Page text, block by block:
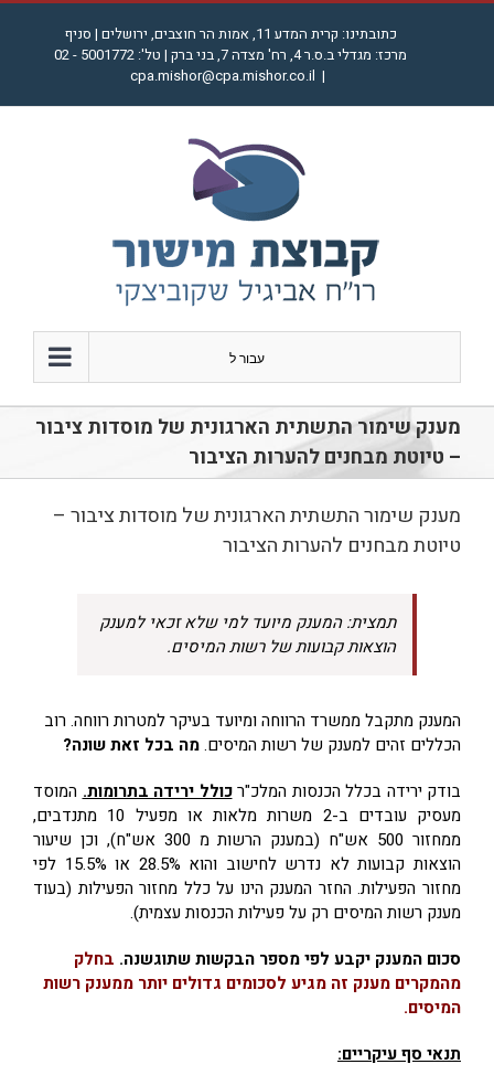
דלג
כתובתינו: קרית המדע 11, אמות הר חוצבים, ירושלים | סניף
מרכז: מגדלי ב.ס.ר 4, רח' מצדה 7, בני ברק | טל': 5001772 - 02
|
cpa.mishor@cpa.mishor.co.il
עבור ל
מענק שימור התשתית הארגונית של מוסדות ציבור
– טיוטת מבחנים להערות הציבור
מענק שימור התשתית הארגונית של מוסדות ציבור –
טיוטת מבחנים להערות הציבור
תמצית: המענק מיועד למי שלא זכאי למענק
הוצאות קבועות של רשות המיסים.
המענק מתקבל ממשרד הרווחה ומיועד בעיקר למטרות רווחה. רוב
הכללים זהים למענק של רשות המיסים.מה בכל זאת שונה?
בודק ירידה בכלל הכנסות המלכ"רכולל ירידה בתרומות. המוסד
מעסיק עובדים ב-2 משרות מלאות או מפעיל 10 מתנדבים,
ממחזור 500 אש"ח (במענק הרשות מ 300 אש"ח), וכן שיעור
הוצאות קבועות לא נדרש לחישוב והוא 28.5% או 15.5% לפי
מחזור הפעילות. החזר המענק הינו על כלל מחזור הפעילות (בעוד
מענק רשות המיסים רק על פעילות הכנסות עצמית).
סכום המענק יקבע לפי מספר הבקשות שתוגשנה. בחלק
מהמקרים מענק זה מגיע לסכומים גדולים יותר ממענק רשות
המיסים.
תנאי סף עיקריים: